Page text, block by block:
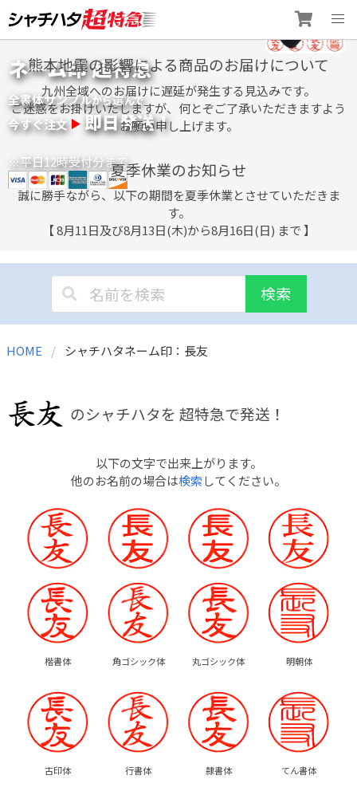
to
content
ネーム印 超特急
全書体サンプルから選んで
今すぐ注文 即日発送！
※平日12時受付分まで
熊本地震の影響による商品のお届けについて
九州全域へのお届けに遅延が発生する見込みです。
ご迷惑をお掛けいたしますが、何とぞご了承いただきますよう
お願い申し上げます。
夏季休業のお知らせ
誠に勝手ながら、以下の期間を夏季休業とさせていただきま
す。
【 8月11日及び8月13日(木)から8月16日(日) まで 】
検索
HOME シャチハタネーム印：長友
のシャチハタを 超特急で発送！
以下の文字で出来上がります。
他のお名前の場合は検索してください。
楷書体 角ゴシック体 丸ゴシック体 明朝体
古印体 行書体 隷書体 てん書体